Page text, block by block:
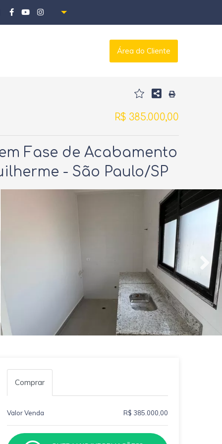
Área do Cliente
R$ 385.000,00
Fase de Acabamento
- São Paulo/SP
Comprar
Valor Venda R$ 385.000,00